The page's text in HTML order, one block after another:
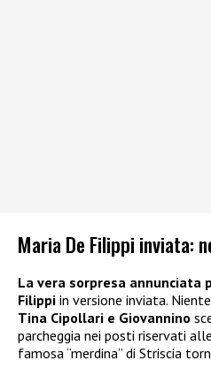
Maria De Filippi inviata:
La vera sorpresa annunciata
Filippi in versione inviata.
Tina Cipollari e Giovannino
parcheggia nei posti riservati
famosa “merdina” di Striscia